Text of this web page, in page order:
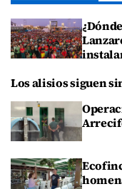
Los alisios siguen